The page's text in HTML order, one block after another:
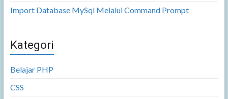
Import Database MySql Melalui Command Prompt
Kategori
Belajar PHP
CSS